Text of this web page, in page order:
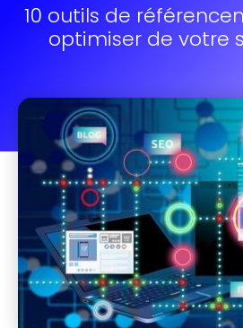
10 outils de
optimiser de votre